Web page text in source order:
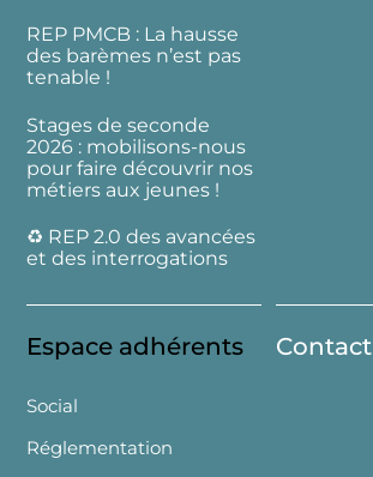
REP PMCB : La hausse
des barèmes n’est pas
tenable !
Stages de seconde
2026 : mobilisons-nous
pour faire découvrir nos
métiers aux jeunes !
♻️ REP 2.0 des avancées
et des interrogations
Espace adhérents
Social
Réglementation
Contact